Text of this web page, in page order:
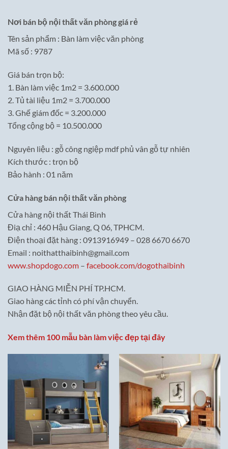
Nơi bán bộ nội thất văn phòng giá rẻ
Tên sản phẩm : Bàn làm việc văn phòng
Mã số : 9787
Giá bán trọn bộ:
1. Bàn làm việc 1m2 = 3.600.000
2. Tủ tài liệu 1m2 = 3.700.000
3. Ghế giám đốc = 3.200.000
Tổng cộng bộ = 10.500.000
Nguyên liệu : gỗ công ngiệp mdf phủ vân gỗ tự nhiên
Kích thước : trọn bộ
Bảo hành : 01 năm
Cửa hàng bán nội thất văn phòng
Cửa hàng nội thất Thái Bình
Điạ chỉ : 460 Hậu Giang, Q 06, TPHCM.
Điện thoại đặt hàng : 0913916949 – 028 6670 6670
Email : noithatthaibinh@gmail.com
www.shopdogo.com – facebook.com/dogothaibinh
GIAO HÀNG MIỄN PHÍ TP.HCM.
Giao hàng các tỉnh có phí vận chuyển.
Nhận đặt bộ nội thất văn phòng theo yêu cầu.
Xem thêm 100 mẫu bàn làm việc đẹp tại đây